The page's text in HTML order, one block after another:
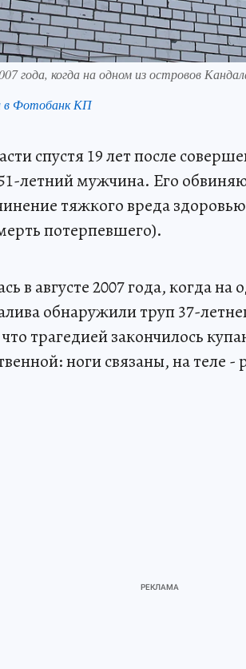
года, когда на одном из островов
в Фотобанк КП
спустя 19 лет после
летний мужчина. Его
тяжкого вреда
потерпевшего).
в августе 2007 года, когда на
обнаружили труп 37-
трагедией закончилось
ноги связаны, на теле -